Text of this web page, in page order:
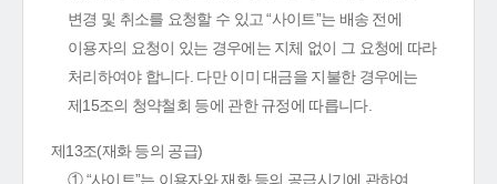
변경 및 취소를 요청할 수 있고 “사이트”는 배송 전에
이용자의 요청이 있는 경우에는 지체 없이 그 요청에 따라
처리하여야 합니다. 다만 이미 대금을 지불한 경우에는
제15조의 청약철회 등에 관한 규정에 따릅니다.
제13조(재화 등의 공급)
① “사이트”는 이용자와 재화 등의 공급시기에 관하여